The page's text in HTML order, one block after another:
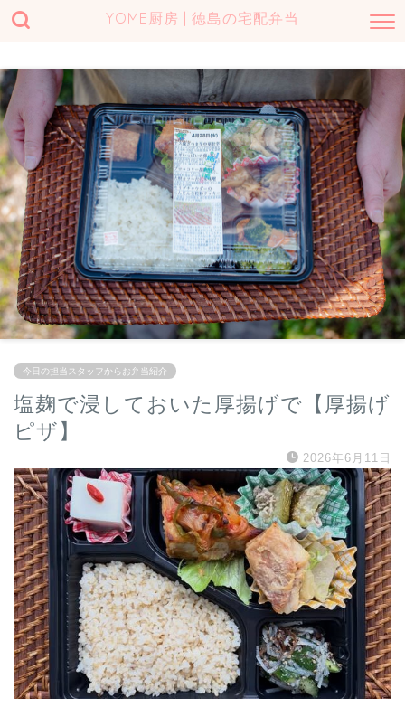
YOME厨房 | 徳島の宅配弁当
今日の担当スタッフからお弁当紹介
塩麹で浸しておいた厚揚げで【厚揚げ
ピザ】
2026年6月11日